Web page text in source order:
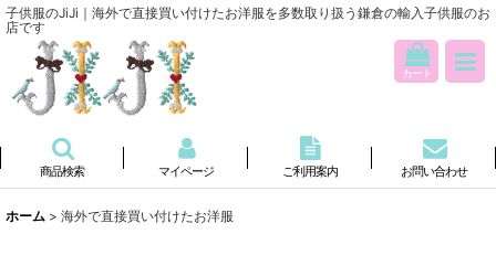
子供服のJiJi｜海外で直接買い付けたお洋服を多数取り扱う鎌倉の輸入子供服のお
店です
カート
商品検索 マイページ ご利用案内 お問い合わせ
ホーム > 海外で直接買い付けたお洋服